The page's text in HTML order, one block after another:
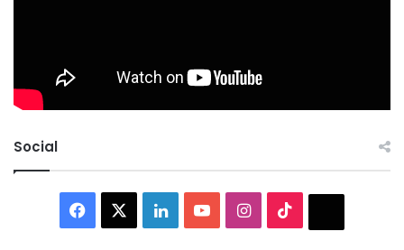
Social
Facebook LinkedInYouTubeInstagram